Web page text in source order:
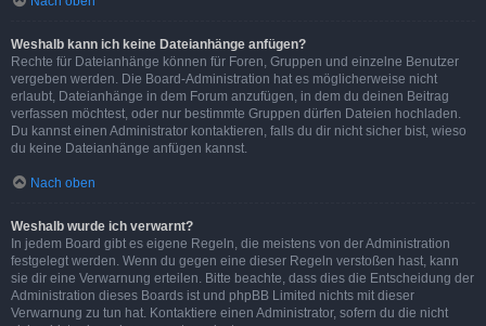
Weshalb kann ich keine Dateianhänge anfügen?
Rechte für Dateianhänge können für Foren, Gruppen und einzelne Benutzer
vergeben werden. Die Board-Administration hat es möglicherweise nicht
erlaubt, Dateianhänge in dem Forum anzufügen, in dem du deinen Beitrag
verfassen möchtest, oder nur bestimmte Gruppen dürfen Dateien hochladen.
Du kannst einen Administrator kontaktieren, falls du dir nicht sicher bist, wieso
du keine Dateianhänge anfügen kannst.
Nach oben
Weshalb wurde ich verwarnt?
In jedem Board gibt es eigene Regeln, die meistens von der Administration
festgelegt werden. Wenn du gegen eine dieser Regeln verstoßen hast, kann
sie dir eine Verwarnung erteilen. Bitte beachte, dass dies die Entscheidung der
Administration dieses Boards ist und phpBB Limited nichts mit dieser
Verwarnung zu tun hat. Kontaktiere einen Administrator, sofern du die nicht